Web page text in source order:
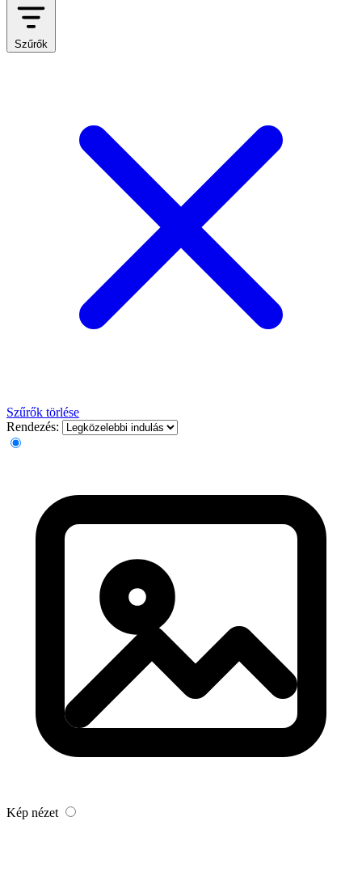
Szűrők
Szűrők törlése
Rendezés:
Kép nézet